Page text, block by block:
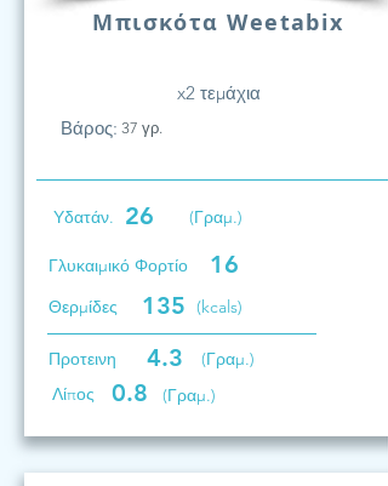
Μπισκότα Weetabix
x2 τεμάχια
Βάρος: 37 γρ.
Υδατάν. 26 (Γραμ.)
Γλυκαιμικό Φορτίο 16
Θερμίδες 135 (kcals)
Προτεινη 4.3
(Γραμ.)
Λίπος
0.8 (Γραμ.)